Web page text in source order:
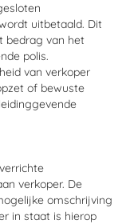
uitbetaald. Dit
bedrag van het
polis.
van verkoper
of bewuste
verkoper. De
omschrijving
in staat is hierop